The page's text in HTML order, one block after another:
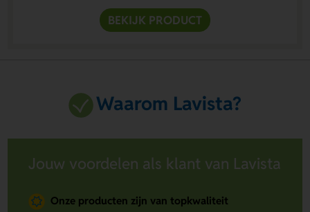
BEKIJK PRODUCT
Waarom Lavista?
Jouw voordelen als klant van Lavista
Onze producten zijn van topkwaliteit